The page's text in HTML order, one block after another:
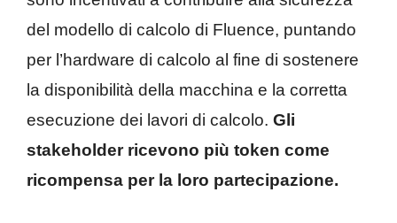
del modello di calcolo di Fluence, puntando
per l’hardware di calcolo al fine di sostenere
la disponibilità della macchina e la corretta
esecuzione dei lavori di calcolo. Gli
stakeholder ricevono più token come
ricompensa per la loro partecipazione.